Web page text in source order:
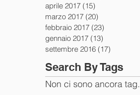
aprile 2017 (15)
marzo 2017 (20)
febbraio 2017 (23)
gennaio 2017 (13)
settembre 2016 (17)
Search By Tags
Non ci sono ancora tag.